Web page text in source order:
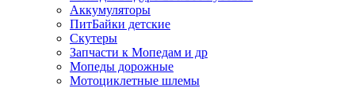
Аккумуляторы
ПитБайки детские
Скутеры
Запчасти к Мопедам и др
Мопеды дорожные
Мотоциклетные шлемы